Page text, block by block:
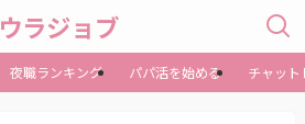
ウラジョブ
夜職ランキング パパ活を始める チャット